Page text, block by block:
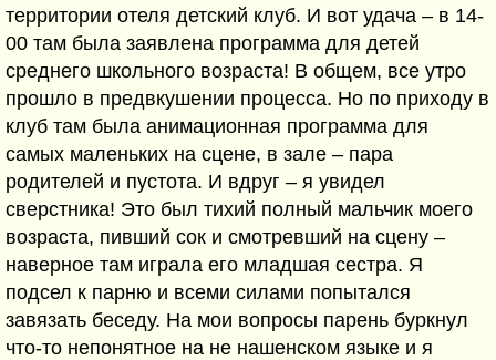
территории отеля детский клуб. И вот удача – в 14-
00 там была заявлена программа для детей
среднего школьного возраста! В общем, все утро
прошло в предвкушении процесса. Но по приходу в
клуб там была анимационная программа для
самых маленьких на сцене, в зале – пара
родителей и пустота. И вдруг – я увидел
сверстника! Это был тихий полный мальчик моего
возраста, пивший сок и смотревший на сцену –
наверное там играла его младшая сестра. Я
подсел к парню и всеми силами попытался
завязать беседу. На мои вопросы парень буркнул
что-то непонятное на не нашенском языке и я